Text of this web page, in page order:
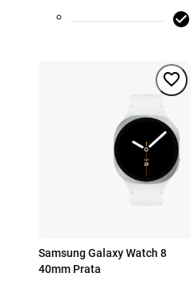
Samsung Galaxy Watch 8
40mm Prata